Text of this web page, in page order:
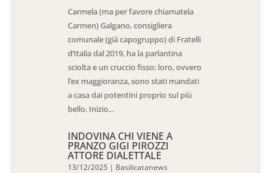
Carmela (ma per favore chiamatela
Carmen) Galgano, consigliera
comunale (già capogruppo) di Fratelli
d’Italia dal 2019, ha la parlantina
sciolta e un cruccio fisso: loro, ovvero
l’ex maggioranza, sono stati mandati
a casa dai potentini proprio sul più
bello. Inizio...
INDOVINA CHI VIENE A
PRANZO GIGI PIROZZI
ATTORE DIALETTALE
13/12/2025 | Basilicatanews